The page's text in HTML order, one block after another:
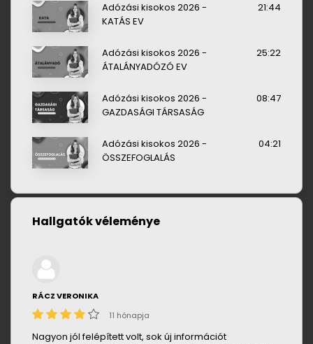
Adózási kisokos 2026 -
KATÁS EV
21:44
Adózási kisokos 2026 -
ÁTALÁNYADÓZÓ EV
25:22
Adózási kisokos 2026 -
GAZDASÁGI TÁRSASÁG
08:47
Adózási kisokos 2026 -
ÖSSZEFOGLALÁS
04:21
Hallgatók véleménye
RÁCZ VERONIKA
11 hónapja
Nagyon jól felépített volt, sok új információt